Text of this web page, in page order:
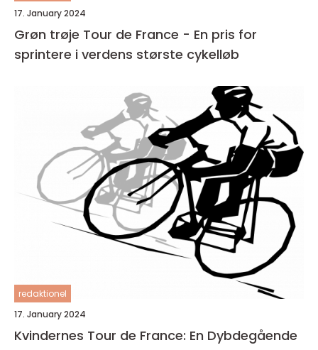
17. January 2024
Grøn trøje Tour de France - En pris for
sprintere i verdens største cykelløb
redaktionel
17. January 2024
Kvindernes Tour de France: En Dybdegående